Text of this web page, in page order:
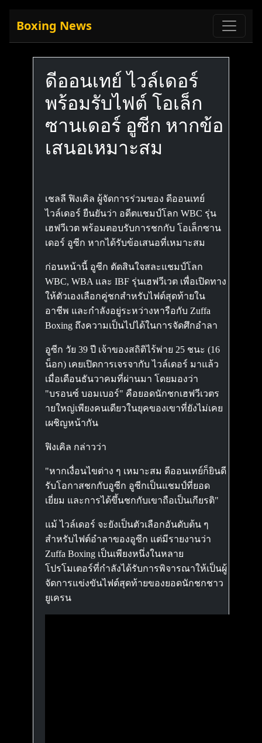
Boxing News
ดีออนเทย์ ไวล์เดอร์
พร้อมรับไฟต์ โอเล็ก
ซานเดอร์ อูซีก หากข้อ
เสนอเหมาะสม
เชลลี ฟิงเคิล ผู้จัดการร่วมของ ดีออนเทย์
ไวล์เดอร์ ยืนยันว่า อดีตแชมป์โลก WBC รุ่น
เฮฟวีเวต พร้อมตอบรับการชกกับ โอเล็กซาน
เดอร์ อูซีก หากได้รับข้อเสนอที่เหมาะสม
ก่อนหน้านี้ อูซีก ตัดสินใจสละแชมป์โลก
WBC, WBA และ IBF รุ่นเฮฟวีเวต เพื่อเปิดทาง
ให้ตัวเองเลือกคู่ชกสำหรับไฟต์สุดท้ายใน
อาชีพ และกำลังอยู่ระหว่างหารือกับ Zuffa
Boxing ถึงความเป็นไปได้ในการจัดศึกอำลา
อูซีก วัย 39 ปี เจ้าของสถิติไร้พ่าย 25 ชนะ (16
น็อก) เคยเปิดการเจรจากับ ไวล์เดอร์ มาแล้ว
เมื่อเดือนธันวาคมที่ผ่านมา โดยมองว่า
"บรอนซ์ บอมเบอร์" คือยอดนักชกเฮฟวีเวตร
ายใหญ่เพียงคนเดียวในยุคของเขาที่ยังไม่เคย
เผชิญหน้ากัน
ฟิงเคิล กล่าวว่า
"หากเงื่อนไขต่าง ๆ เหมาะสม ดีออนเทย์ก็ยินดี
รับโอกาสชกกับอูซีก อูซีกเป็นแชมป์ที่ยอด
เยี่ยม และการได้ขึ้นชกกับเขาถือเป็นเกียรติ"
แม้ ไวล์เดอร์ จะยังเป็นตัวเลือกอันดับต้น ๆ
สำหรับไฟต์อำลาของอูซีก แต่มีรายงานว่า
Zuffa Boxing เป็นเพียงหนึ่งในหลาย
โปรโมเตอร์ที่กำลังได้รับการพิจารณาให้เป็นผู้
จัดการแข่งขันไฟต์สุดท้ายของยอดนักชกชาว
ยูเครน